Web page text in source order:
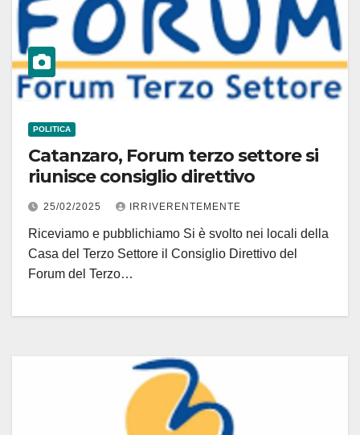
POLITICA
Catanzaro, Forum terzo settore si
riunisce consiglio direttivo
25/02/2025 IRRIVERENTEMENTE
Riceviamo e pubblichiamo Si è svolto nei locali della
Casa del Terzo Settore il Consiglio Direttivo del
Forum del Terzo…